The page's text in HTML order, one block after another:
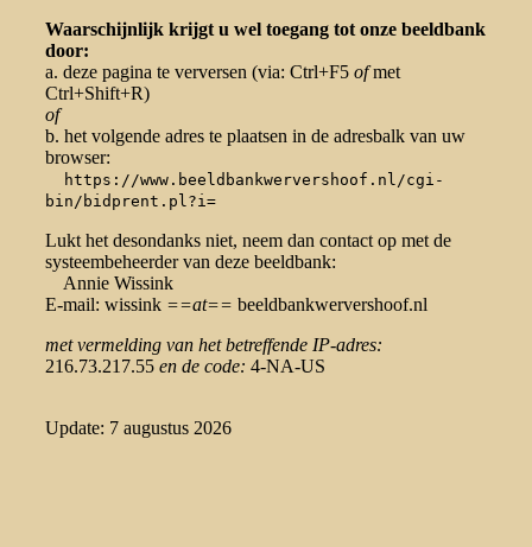
Waarschijnlijk krijgt u wel toegang tot onze beeldbank
door:
a. deze pagina te verversen (via: Ctrl+F5 ofmet
Ctrl+Shift+R)
of
b. het volgende adres te plaatsen in de adresbalk van uw
browser:
https://www.beeldbankwervershoof.nl/cgi-
bin/bidprent.pl?i=
Lukt het desondanks niet, neem dan contact op met de
systeembeheerder van deze beeldbank:
Annie Wissink
E-mail: wissink ==at== beeldbankwervershoof.nl
met vermelding van het betreffende IP-adres:
216.73.217.55 en de code: 4-NA-US
Update: 7 augustus 2026